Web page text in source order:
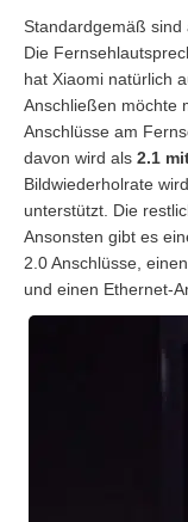
Standardgemäß sind
Die
hat Xiaomi natürlich
Anschließen möchte
Anschlüsse am
davon wird als 2.1
Bildwiederholrate
unterstützt. Die
Ansonsten gibt es
2.0 Anschlüsse,
und einen Ethernet-